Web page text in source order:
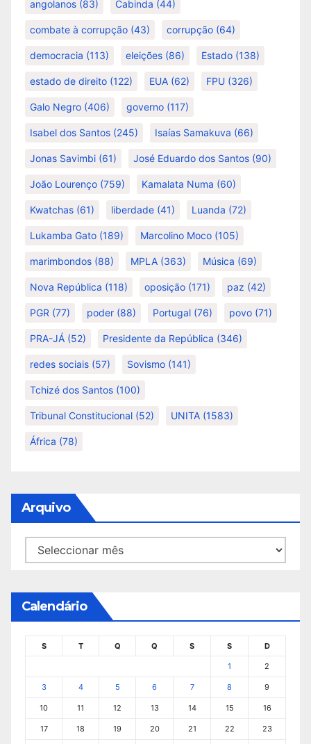
angolanos (83) Cabinda (44)
combate à corrupção (43) corrupção (64)
democracia (113) eleições (86) Estado (138)
estado de direito (122) EUA (62) FPU (326)
Galo Negro (406) governo (117)
Isabel dos Santos (245) Isaías Samakuva (66)
Jonas Savimbi (61) José Eduardo dos Santos (90)
João Lourenço (759) Kamalata Numa (60)
Kwatchas (61) liberdade (41) Luanda (72)
Lukamba Gato (189) Marcolino Moco (105)
marimbondos (88) MPLA (363) Música (69)
Nova República (118) oposição (171) paz (42)
PGR (77) poder (88) Portugal (76) povo (71)
PRA-JÁ (52) Presidente da República (346)
redes sociais (57) Sovismo (141)
Tchizé dos Santos (100)
Tribunal Constitucional (52) UNITA (1583)
África (78)
Arquivo
Arquivo
Calendário
S T Q Q S S D
1 2
3 4 5 6 7 8 9
10 11 12 13 14 15 16
17 18 19 20 21 22 23